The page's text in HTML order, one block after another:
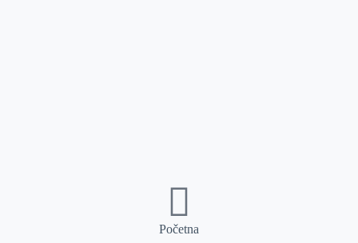
Početna